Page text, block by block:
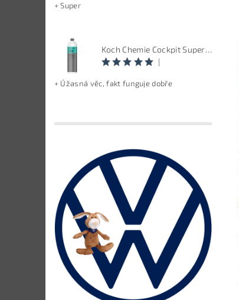
+ Super
Koch Chemie Cockpit Super Pflege - ošetření vnitřních plastů, objem: 1 L
|
+ Úžasná věc, fakt funguje dobře